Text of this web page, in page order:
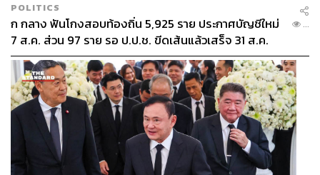
POLITICS
ก กลาง ฟันโกงสอบท้องถิ่น 5,925 ราย ประกาศบัญชีใหม่
7 ส.ค. ส่วน 97 ราย รอ ป.ป.ช. ขีดเส้นแล้วเสร็จ 31 ส.ค.
...